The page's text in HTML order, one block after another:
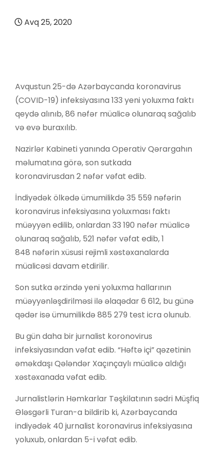
Avq 25, 2020
Avqustun 25-də Azərbaycanda koronavirus
(COVID-19) infeksiyasına 133 yeni yoluxma faktı
qeydə alınıb, 86 nəfər müalicə olunaraq sağalıb
və evə buraxılıb.
Nazirlər Kabineti yanında Operativ Qərargahın
məlumatına görə, son sutkada
koronavirusdan 2 nəfər vəfat edib.
İndiyədək ölkədə ümumilikdə 35 559 nəfərin
koronavirus infeksiyasına yoluxması faktı
müəyyən edilib, onlardan 33 190 nəfər müalicə
olunaraq sağalıb, 521 nəfər vəfat edib, 1
848 nəfərin xüsusi rejimli xəstəxanalarda
müalicəsi davam etdirilir.
Son sutka ərzində yeni yoluxma hallarının
müəyyənləşdirilməsi ilə əlaqədar 6 612, bu günə
qədər isə ümumilikdə 885 279 test icra olunub.
Bu gün daha bir jurnalist koronovirus
infeksiyasından vəfat edib. “Həftə içi” qəzetinin
əməkdaşı Qələndər Xaçınçaylı müalicə aldığı
xəstəxanada vəfat edib.
Jurnalistlərin Həmkarlar Təşkilatının sədri Müşfiq
Ələsgərli Turan-a bildirib ki, Azərbaycanda
indiyədək 40 jurnalist koronavirus infeksiyasına
yoluxub, onlardan 5-i vəfat edib.